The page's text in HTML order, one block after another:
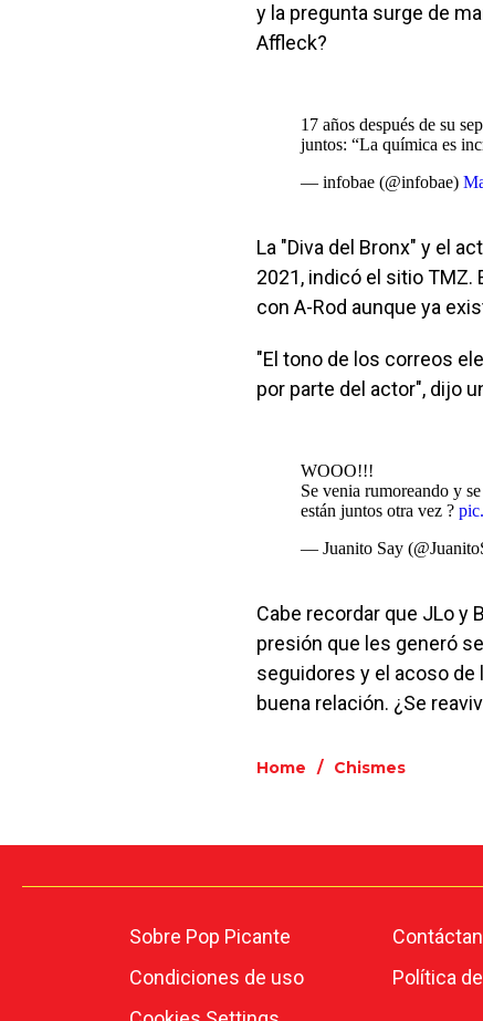
y la pregunta surge de
Affleck?
17 años después de su
juntos: “La química es
— infobae (@infobae)
La "Diva del Bronx" y el
2021, indicó el sitio TMZ.
con A-Rod aunque ya
"El tono de los correos
por parte del actor", dijo
WOOO!!!
Se venia rumoreando y
están juntos otra vez ?
— Juanito Say
Cabe recordar que JLo y
presión que les generó
seguidores y el acoso de
buena relación. ¿Se
Home / Chismes
Sobre Pop Picante
Condiciones de uso
Política